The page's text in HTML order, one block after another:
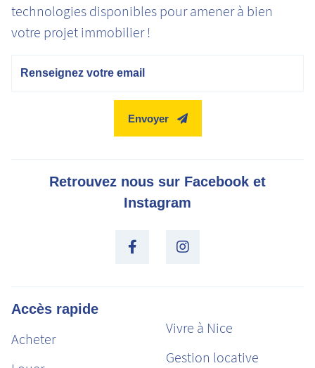
technologies disponibles pour amener à bien
votre projet immobilier !
Envoyer
Retrouvez nous sur Facebook et
Instagram
Accès rapide
Acheter
Vivre à Nice
Gestion locative